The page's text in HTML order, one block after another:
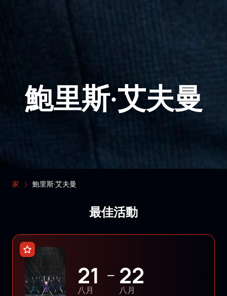
鮑里斯·艾夫曼
家 鮑里斯·艾夫曼
最佳活動
21
八月
— 22
八月